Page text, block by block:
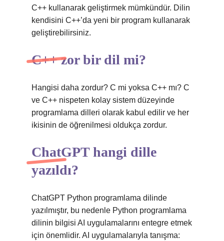
C++ kullanarak geliştirmek mümkündür. Dilin
kendisini C++’da yeni bir program kullanarak
geliştirebilirsiniz.
C++ zor bir dil mi?
Hangisi daha zordur? C mi yoksa C++ mı? C
ve C++ nispeten kolay sistem düzeyinde
programlama dilleri olarak kabul edilir ve her
ikisinin de öğrenilmesi oldukça zordur.
ChatGPT hangi dille
yazıldı?
ChatGPT Python programlama dilinde
yazılmıştır, bu nedenle Python programlama
dilinin bilgisi AI uygulamalarını entegre etmek
için önemlidir. AI uygulamalarıyla tanışma: